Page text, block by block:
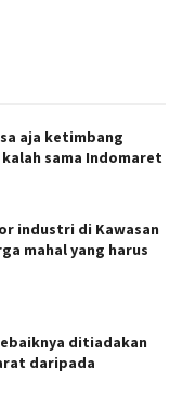
aja ketimbang
sama Indomaret
industri di Kawasan
mahal yang harus
ditiadakan
daripada